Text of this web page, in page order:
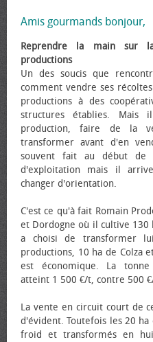
Amis gourmands bonjour,
Reprendre la main sur
productions
Un des soucis que
comment vendre ses
productions à des
structures établies. Mais
production, faire de la
transformer avant d'en
souvent fait au début de
d'exploitation mais il
changer d'orientation.
C'est ce qu'à fait Romain
et Dordogne où il cultive
a choisi de transformer
productions, 10 ha de Colza
est économique. La tonne
atteint 1 500 €/t, contre 500
La vente en circuit court de
d'évident. Toutefois les 20 ha
froid et transformés en